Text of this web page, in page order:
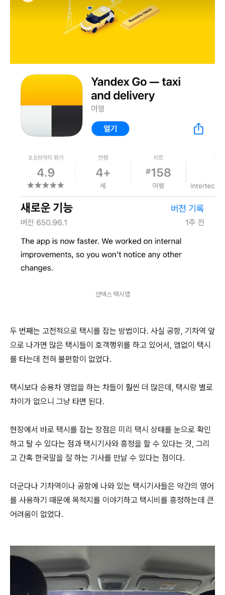
얀덱스 택시앱
두 번째는 고전적으로 택시를 잡는 방법이다. 사실 공항, 기차역 앞
으로 나가면 많은 택시들이 호객행위를 하고 있어서, 앱없이 택시
를 타는데 전혀 불편함이 없었다.
택시보다 승용차 영업을 하는 차들이 훨씬 더 많은데, 택시랑 별로
차이가 없으니 그냥 타면 된다.
현장에서 바로 택시를 잡는 장점은 미리 택시 상태를 눈으로 확인
하고 탈 수 있다는 점과 택시기사와 흥정을 할 수 있다는 것, 그리
고 간혹 한국말을 잘 하는 기사를 만날 수 있다는 점이다.
더군다나 기차역이나 공항에 나와 있는 택시기사들은 약간의 영어
를 사용하기 때문에 목적지를 이야기하고 택시비를 흥정하는데 큰
어려움이 없었다.